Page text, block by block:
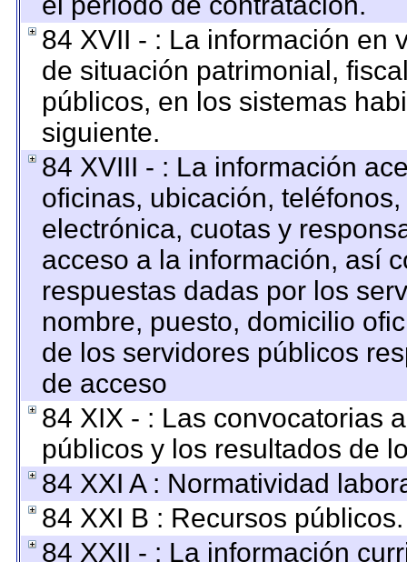
84 XVII - : La información en
de situación patrimonial,
públicos, en los sistemas
siguiente.
84 XVIII - : La información
oficinas, ubicación,
electrónica, cuotas y
acceso a la información, así
respuestas dadas por los
nombre, puesto, domicilio
de los servidores públicos
de acceso
84 XIX - : Las convocatorias
públicos y los resultados de
84 XXI A : Normatividad
84 XXI B : Recursos públicos.
84 XXII - : La información